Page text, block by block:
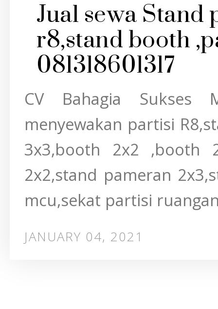
Jual sewa Stand
r8,stand booth
081318601317
CV Bahagia Sukses
menyewakan partisi
3x3,booth 2x2 ,booth
2x2,stand pameran
mcu,sekat partisi
JANUARY 04, 2021